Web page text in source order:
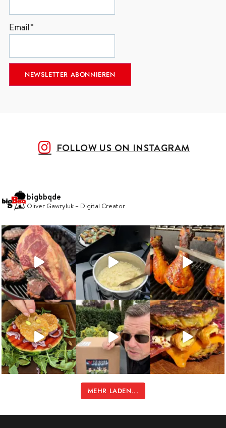
Email*
FOLLOW US ON INSTAGRAM
bigbbqde
Oliver Gawryluk – Digital Creator
MEHR LADEN...